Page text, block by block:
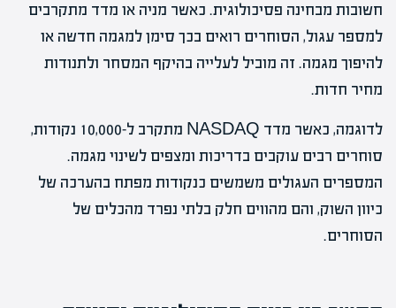
חשובות מבחינה פסיכולוגית. כאשר מניה או מדד מתקרבים
למספר עגול, הסוחרים רואים בכך סימן למגמה חדשה או
להיפוך מגמה. זה מוביל לעלייה בהיקף המסחר ולתנודות
מחיר חדות.
לדוגמה, כאשר מדד NASDAQ מתקרב ל-10,000 נקודות,
סוחרים רבים עוקבים בדריכות ומצפים לשינוי מגמה.
המספרים העגולים משמשים כנקודות מפתח בהערכה של
כיוון השוק, והם מהווים חלק בלתי נפרד מהכלים של
הסוחרים.